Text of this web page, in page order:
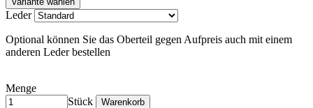
Leder
Optional können Sie das Oberteil gegen Aufpreis auch mit einem
anderen Leder bestellen
Menge
Stück
Warenkorb